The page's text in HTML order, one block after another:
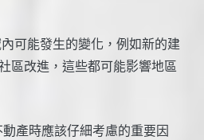
可能發生的變化，例如新的建
區改進，這些都可能影響地區
產時應該仔細考慮的重要因